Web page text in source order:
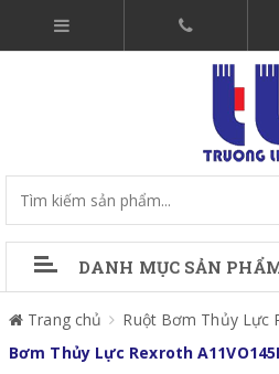
DANH MỤC SẢN
Trang chủ
Ruột Bơm Thủy Lực
Bơm Thủy Lực Rexroth